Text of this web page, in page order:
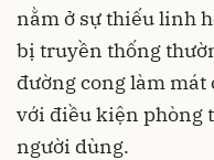
nằm ở sự thiếu linh
bị truyền thống
đường cong làm
với điều kiện phòng
người dùng.